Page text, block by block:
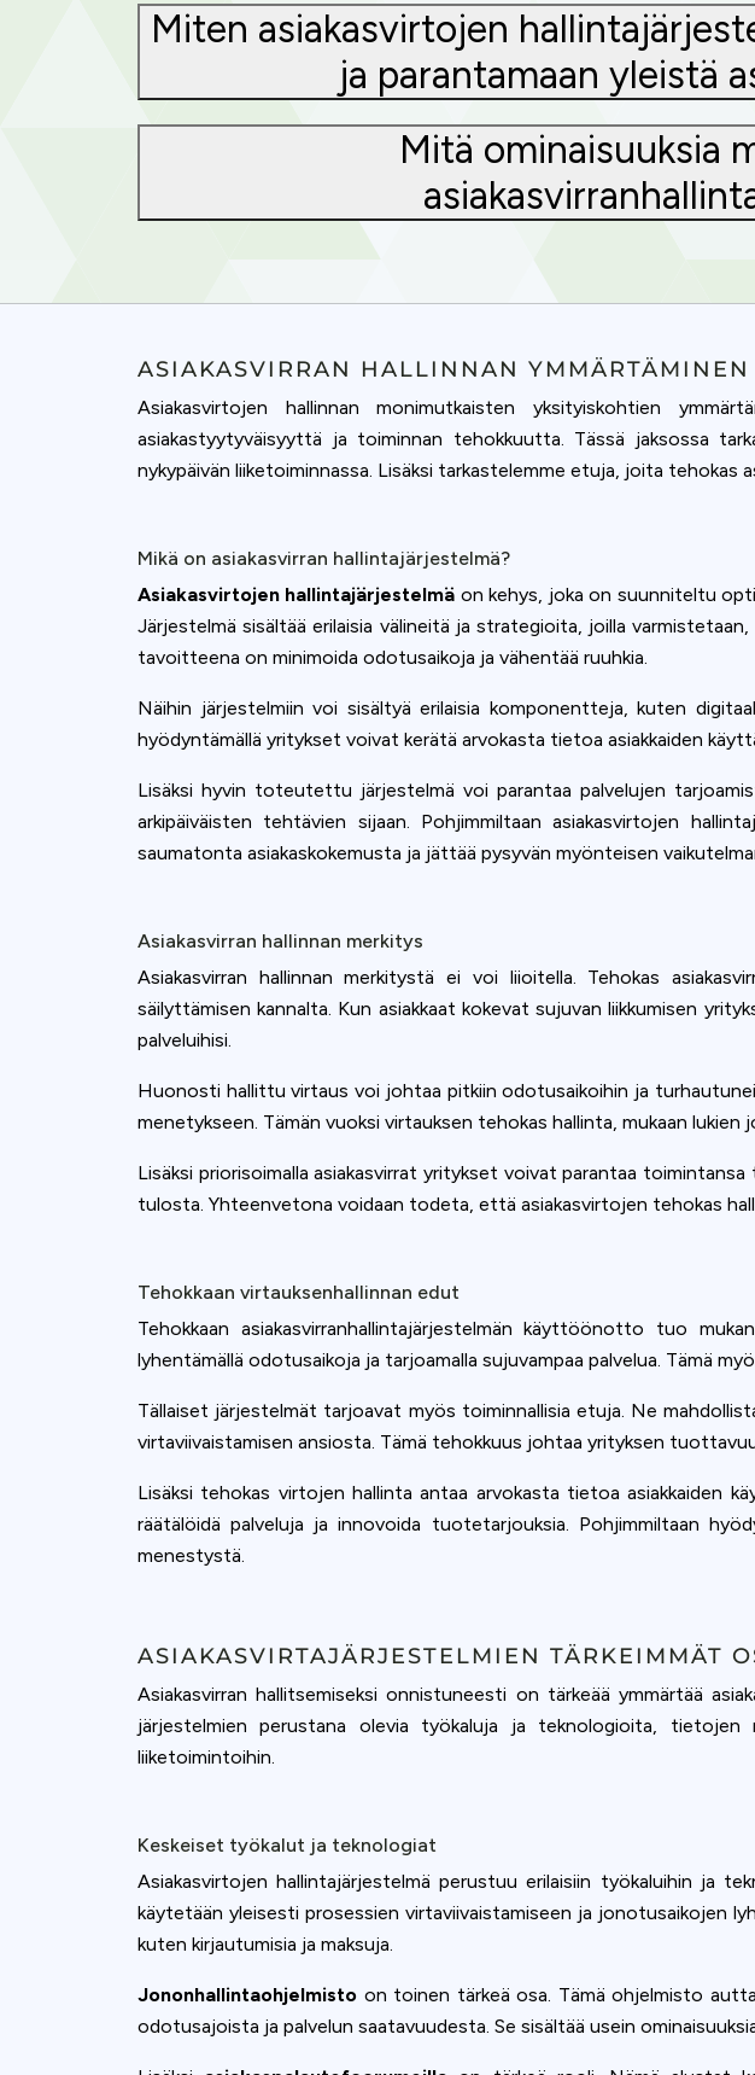
Miten asiakasvirtojen
ja parantamaan yleistä
Mitä ominaisuuksia
ASIAKASVIRRAN HALLINNAN YMMÄRTÄMINEN
Asiakasvirtojen hallinnan monimutkaisten yksityiskohtien
asiakastyytyväisyyttä ja toiminnan tehokkuutta. Tässä jaksossa
nykypäivän liiketoiminnassa. Lisäksi tarkastelemme etuja, joita tehokas
Mikä on asiakasvirran hallintajärjestelmä?
Asiakasvirtojen hallintajärjestelmä on kehys, joka on suunniteltu
Järjestelmä sisältää erilaisia välineitä ja strategioita, joilla
tavoitteena on minimoida odotusaikoja ja vähentää ruuhkia.
Näihin järjestelmiin voi sisältyä erilaisia komponentteja, kuten
hyödyntämällä yritykset voivat kerätä arvokasta tietoa asiakkaiden
Lisäksi hyvin toteutettu järjestelmä voi parantaa palvelujen
arkipäiväisten tehtävien sijaan. Pohjimmiltaan asiakasvirtojen
saumatonta asiakaskokemusta ja jättää pysyvän myönteisen
Asiakasvirran hallinnan merkitys
Asiakasvirran hallinnan merkitystä ei voi liioitella. Tehokas
säilyttämisen kannalta. Kun asiakkaat kokevat sujuvan liikkumisen
palveluihisi.
Huonosti hallittu virtaus voi johtaa pitkiin odotusaikoihin ja
menetykseen. Tämän vuoksi virtauksen tehokas hallinta, mukaan
Lisäksi priorisoimalla asiakasvirrat yritykset voivat parantaa
tulosta. Yhteenvetona voidaan todeta, että asiakasvirtojen tehokas
Tehokkaan virtauksenhallinnan edut
Tehokkaan asiakasvirranhallintajärjestelmän käyttöönotto tuo
lyhentämällä odotusaikoja ja tarjoamalla sujuvampaa palvelua. Tämä
Tällaiset järjestelmät tarjoavat myös toiminnallisia etuja. Ne
virtaviivaistamisen ansiosta. Tämä tehokkuus johtaa yrityksen
Lisäksi tehokas virtojen hallinta antaa arvokasta tietoa asiakkaiden
räätälöidä palveluja ja innovoida tuotetarjouksia. Pohjimmiltaan
menestystä.
ASIAKASVIRTAJÄRJESTELMIEN TÄRKEIMMÄT
Asiakasvirran hallitsemiseksi onnistuneesti on tärkeää ymmärtää
järjestelmien perustana olevia työkaluja ja teknologioita,
liiketoimintoihin.
Keskeiset työkalut ja teknologiat
Asiakasvirtojen hallintajärjestelmä perustuu erilaisiin työkaluihin ja
käytetään yleisesti prosessien virtaviivaistamiseen ja jonotusaikojen
kuten kirjautumisia ja maksuja.
Jononhallintaohjelmisto on toinen tärkeä osa. Tämä ohjelmisto
odotusajoista ja palvelun saatavuudesta. Se sisältää usein